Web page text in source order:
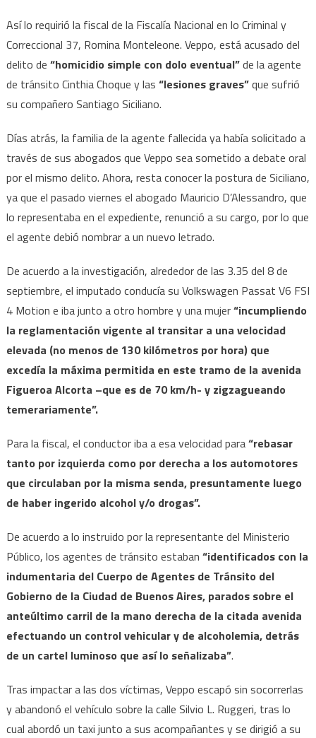
Así lo requirió la fiscal de la Fiscalía Nacional en lo Criminal y
Correccional 37, Romina Monteleone. Veppo, está acusado del
delito de “homicidio simple con dolo eventual”de la agente
de tránsito Cinthia Choque y las “lesiones graves”que sufrió
su compañero Santiago Siciliano.
Días atrás, la familia de la agente fallecida ya había solicitado a
través de sus abogados que Veppo sea sometido a debate oral
por el mismo delito. Ahora, resta conocer la postura de Siciliano,
ya que el pasado viernes el abogado Mauricio D’Alessandro, que
lo representaba en el expediente, renunció a su cargo, por lo que
el agente debió nombrar a un nuevo letrado.
De acuerdo a la investigación, alrededor de las 3.35 del 8 de
septiembre, el imputado conducía su Volkswagen Passat V6 FSI
4 Motion e iba junto a otro hombre y una mujer“incumpliendo
la reglamentación vigente al transitar a una velocidad
elevada (no menos de 130 kilómetros por hora) que
excedía la máxima permitida en este tramo de la avenida
Figueroa Alcorta –que es de 70 km/h- y zigzagueando
temerariamente”.
Para la fiscal, el conductor iba a esa velocidad para“rebasar
tanto por izquierda como por derecha a los automotores
que circulaban por la misma senda, presuntamente luego
de haber ingerido alcohol y/o drogas”.
De acuerdo a lo instruido por la representante del Ministerio
Público, los agentes de tránsito estaban “identificados con la
indumentaria del Cuerpo de Agentes de Tránsito del
Gobierno de la Ciudad de Buenos Aires, parados sobre el
anteúltimo carril de la mano derecha de la citada avenida
efectuando un control vehicular y de alcoholemia, detrás
de un cartel luminoso que así lo señalizaba”.
Tras impactar a las dos víctimas, Veppo escapó sin socorrerlas
y abandonó el vehículo sobre la calle Silvio L. Ruggeri, tras lo
cual abordó un taxi junto a sus acompañantes y se dirigió a su